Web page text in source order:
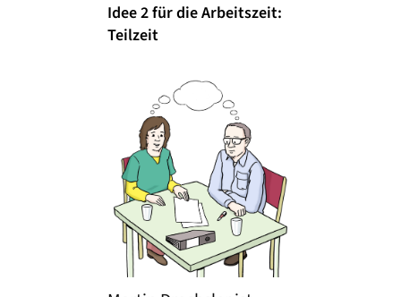
Idee 2 für die Arbeitszeit:
Teilzeit